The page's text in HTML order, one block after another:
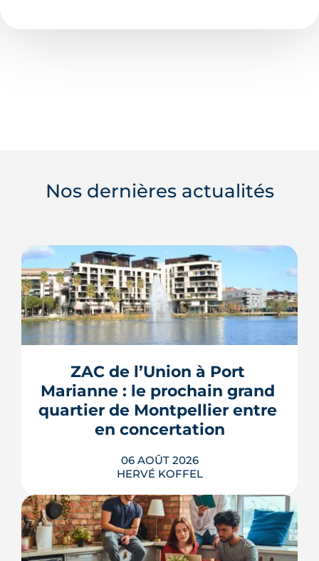
Nos dernières actualités
ZAC de l’Union à Port
Marianne : le prochain grand
quartier de Montpellier entre
en concertation
06 AOÛT 2026
HERVÉ KOFFEL